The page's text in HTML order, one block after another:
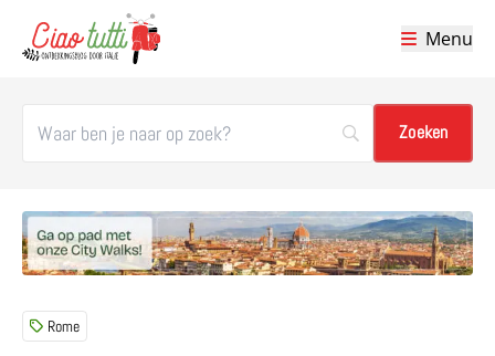
Menu
Rome